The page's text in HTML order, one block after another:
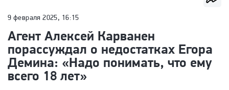
9 февраля 2025, 16:15
Агент Алексей Карванен
порассуждал о недостатках Егора
Демина: «Надо понимать, что ему
всего 18 лет»